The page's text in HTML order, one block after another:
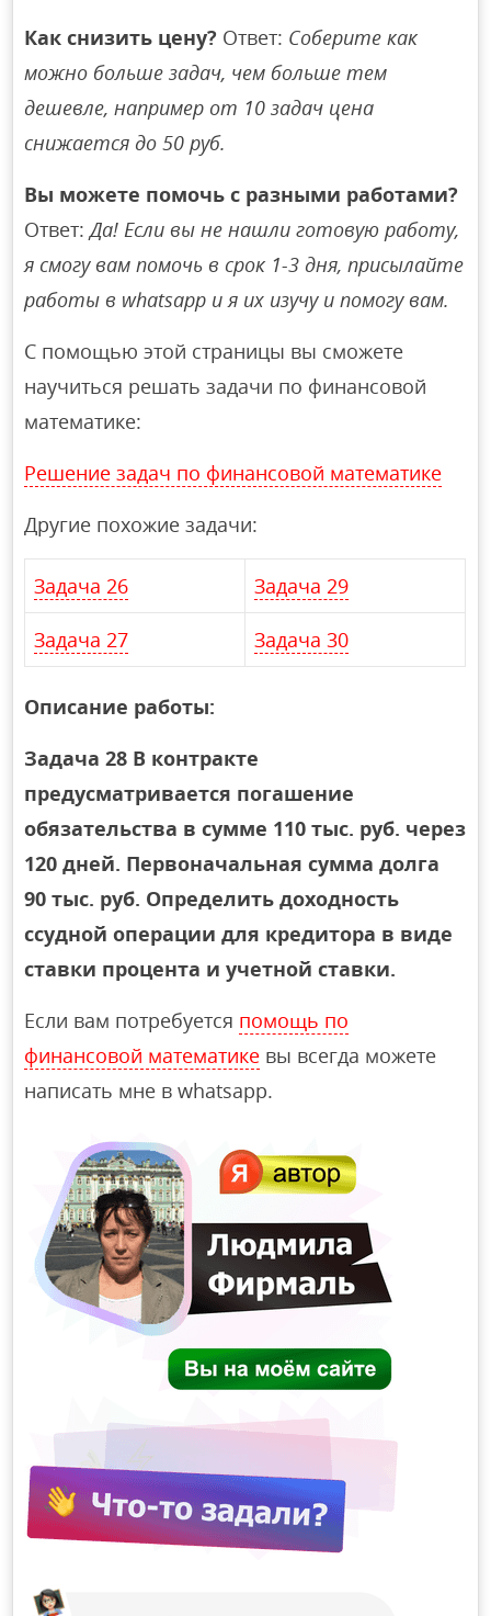
Как снизить цену? Ответ: Соберите как
можно больше задач, чем больше тем
дешевле, например от 10 задач цена
снижается до 50 руб.
Вы можете помочь с разными работами?
Ответ:Да! Если вы не нашли готовую работу,
я смогу вам помочь в срок 1-3 дня, присылайте
работы в whatsapp и я их изучу и помогу вам.
С помощью этой страницы вы сможете
научиться решать задачи по финансовой
математике:
Решение задач по финансовой математике
Другие похожие задачи:
Задача 26 Задача 29
Задача 27 Задача 30
Описание работы:
Задача 28 В контракте
предусматривается погашение
обязательства в сумме 110 тыс. руб. через
120 дней. Первоначальная сумма долга
90 тыс. руб. Определить доходность
ссудной операции для кредитора в виде
ставки процента и учетной ставки.
Если вам потребуется помощь по
финансовой математике вы всегда можете
написать мне в whatsapp.